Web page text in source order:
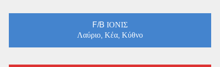
F/B ΙΟΝΙΣ
Λαύριο, Κέα, Κύθνο